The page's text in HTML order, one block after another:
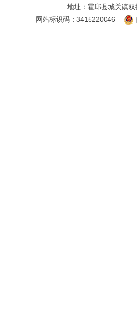
地址：霍邱县城关镇双
网站标识码：3415220046